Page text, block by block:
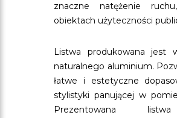
znaczne natężenie
obiektach użyteczności
Listwa produkowana jest
naturalnego aluminium.
łatwe i estetyczne
stylistyki panującej w
Prezentowana